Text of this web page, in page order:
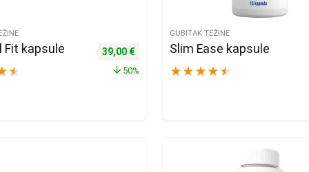
€.
39,00 €.
Fit kapsule
★
Izvorna cijena bila je: 78,00 €.
39,00 €Trenutna cijena je: 39,00 €.
50%
GUBITAK TEŽINE
Slim Ease kapsule
★ ★ ★ ★ ★